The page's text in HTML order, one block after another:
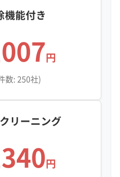
機能付き
円
数: 250社)
リーニング
円